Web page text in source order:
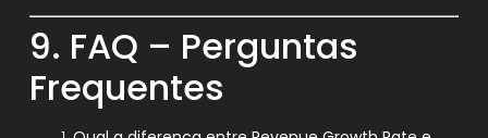
9. FAQ – Perguntas
Frequentes